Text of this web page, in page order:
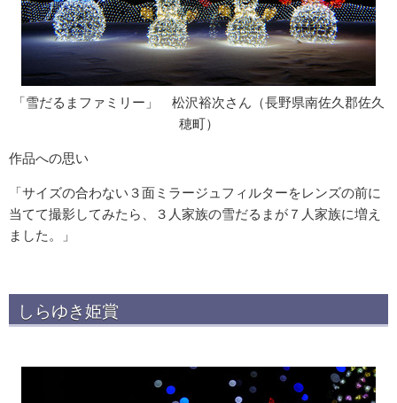
「雪だるまファミリー」 松沢裕次さん（長野県南佐久郡佐久
穂町）
作品への思い
「サイズの合わない３面ミラージュフィルターをレンズの前に
当てて撮影してみたら、３人家族の雪だるまが７人家族に増え
ました。」
しらゆき姫賞